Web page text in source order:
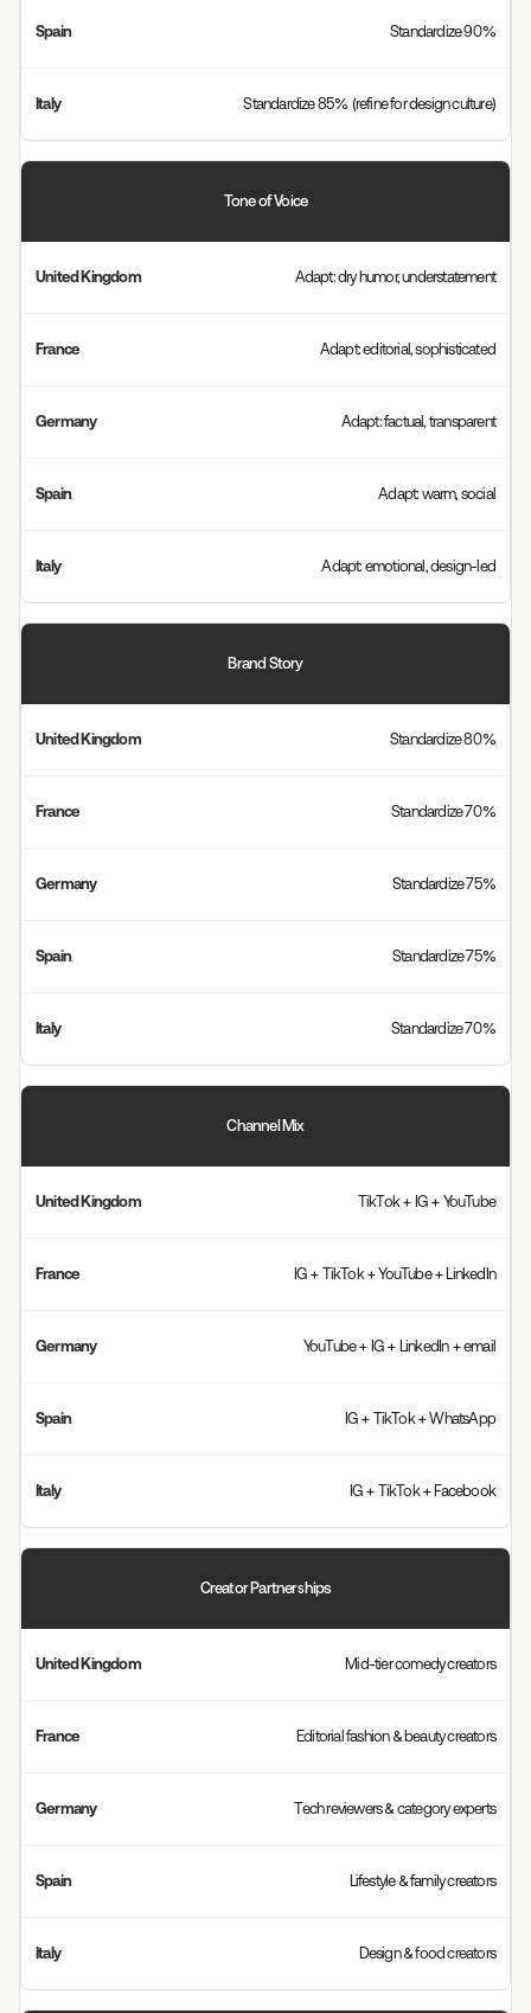
Standardize 90%
Standardize 85% (refine for design culture)
Tone of Voice
Adapt: dry humor, understatement
Adapt: editorial, sophisticated
Adapt: factual, transparent
Adapt: warm, social
Adapt: emotional, design-led
Brand Story
Standardize 80%
Standardize 70%
Standardize 75%
Standardize 75%
Standardize 70%
Channel Mix
TikTok + IG + YouTube
IG + TikTok + YouTube + LinkedIn
YouTube + IG + LinkedIn + email
IG + TikTok + WhatsApp
IG + TikTok + Facebook
Creator Partnerships
Mid-tier comedy creators
Editorial fashion & beauty creators
Tech reviewers & category experts
Lifestyle & family creators
Design & food creators